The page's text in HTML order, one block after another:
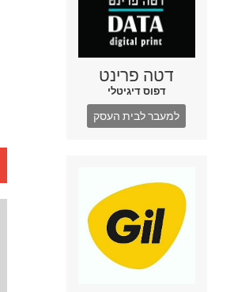
דטה פרינט
דפוס דיגיטלי
למעבר לבית העסק